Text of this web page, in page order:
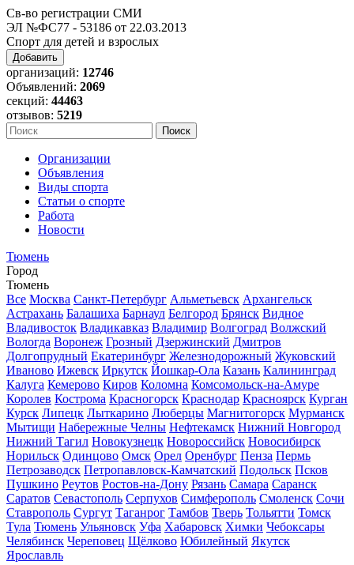
Св-во регистрации СМИ
ЭЛ №ФС77 - 53186 от 22.03.2013
Спорт для детей и взрослых
Добавить
организаций: 12746
Объявлений: 2069
секций: 44463
отзывов: 5219
Организации
Объявления
Виды спорта
Статьи о спорте
Работа
Новости
Тюмень
Город
Тюмень
Все Москва Санкт-Петербург Альметьевск Архангельск
Астрахань Балашиха Барнаул Белгород Брянск Видное
Владивосток Владикавказ Владимир Волгоград Волжский
Вологда Воронеж Грозный Дзержинский Дмитров
Долгопрудный Екатеринбург Железнодорожный Жуковский
Иваново Ижевск Иркутск Йошкар-Ола Казань Калининград
Калуга Кемерово Киров Коломна Комсомольск-на-Амуре
Королев Кострома Красногорск Краснодар Красноярск Курган
Курск Липецк Лыткарино Люберцы Магнитогорск Мурманск
Мытищи Набережные Челны Нефтекамск Нижний Новгород
Нижний Тагил Новокузнецк Новороссийск Новосибирск
Норильск Одинцово Омск Орел Оренбург Пенза Пермь
Петрозаводск Петропавловск-Камчатский Подольск Псков
Пушкино Реутов Ростов-на-Дону Рязань Самара Саранск
Саратов Севастополь Серпухов Симферополь Смоленск Сочи
Ставрополь Сургут Таганрог Тамбов Тверь Тольятти Томск
Тула Тюмень Ульяновск Уфа Хабаровск Химки Чебоксары
Челябинск Череповец Щёлково Юбилейный Якутск
Ярославль